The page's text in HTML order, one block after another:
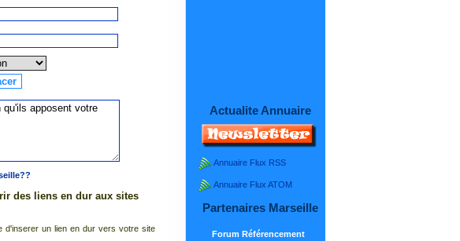
des liens en dur aux sites
d'inserer un lien en dur vers votre site
Actualite Annuaire
Annuaire Flux RSS
Annuaire Flux ATOM
Partenaires Marseille
Forum Référencement